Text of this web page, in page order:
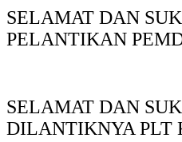
SELAMAT DAN
PELANTIKAN
SELAMAT DAN
DILANTIKNYA PLT